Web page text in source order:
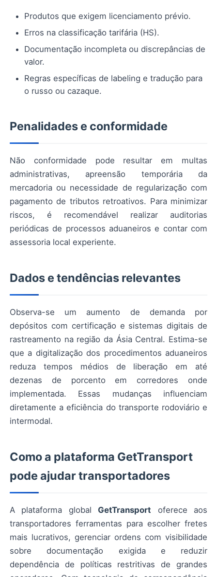
Produtos que exigem licenciamento prévio.
Erros na classificação tarifária (HS).
Documentação incompleta ou discrepâncias de
valor.
Regras específicas de labeling e tradução para
o russo ou cazaque.
Penalidades e conformidade
Não conformidade pode resultar em multas
administrativas, apreensão temporária da
mercadoria ou necessidade de regularização com
pagamento de tributos retroativos. Para minimizar
riscos, é recomendável realizar auditorias
periódicas de processos aduaneiros e contar com
assessoria local experiente.
Dados e tendências relevantes
Observa-se um aumento de demanda por
depósitos com certificação e sistemas digitais de
rastreamento na região da Ásia Central. Estima-se
que a digitalização dos procedimentos aduaneiros
reduza tempos médios de liberação em até
dezenas de porcento em corredores onde
implementada. Essas mudanças influenciam
diretamente a eficiência do transporte rodoviário e
intermodal.
Como a plataforma GetTransport
pode ajudar transportadores
A plataforma global GetTransport oferece aos
transportadores ferramentas para escolher fretes
mais lucrativos, gerenciar ordens com visibilidade
sobre documentação exigida e reduzir
dependência de políticas restritivas de grandes